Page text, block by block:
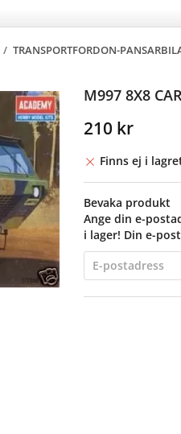
/ TRANSPORTFORDON-
M997 8X8
210 kr
Finns ej i
Bevaka produkt
Ange din e-
i lager! Din e-